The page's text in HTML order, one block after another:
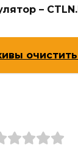
–
очистить